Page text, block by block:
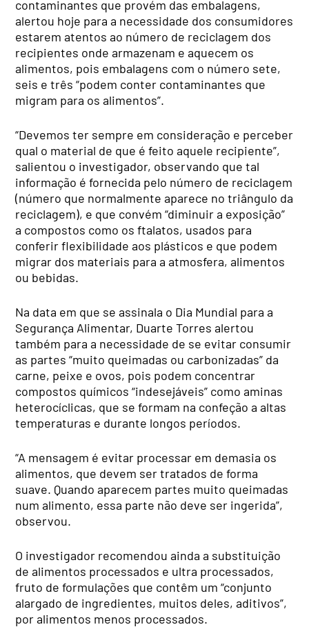
contaminantes que provém das embalagens,
alertou hoje para a necessidade dos consumidores
estarem atentos ao número de reciclagem dos
recipientes onde armazenam e aquecem os
alimentos, pois embalagens com o número sete,
seis e três “podem conter contaminantes que
migram para os alimentos”.
“Devemos ter sempre em consideração e perceber
qual o material de que é feito aquele recipiente”,
salientou o investigador, observando que tal
informação é fornecida pelo número de reciclagem
(número que normalmente aparece no triângulo da
reciclagem), e que convém “diminuir a exposição”
a compostos como os ftalatos, usados para
conferir flexibilidade aos plásticos e que podem
migrar dos materiais para a atmosfera, alimentos
ou bebidas.
Na data em que se assinala o Dia Mundial para a
Segurança Alimentar, Duarte Torres alertou
também para a necessidade de se evitar consumir
as partes “muito queimadas ou carbonizadas” da
carne, peixe e ovos, pois podem concentrar
compostos químicos “indesejáveis” como aminas
heterocíclicas, que se formam na confeção a altas
temperaturas e durante longos períodos.
“A mensagem é evitar processar em demasia os
alimentos, que devem ser tratados de forma
suave. Quando aparecem partes muito queimadas
num alimento, essa parte não deve ser ingerida”,
observou.
O investigador recomendou ainda a substituição
de alimentos processados e ultra processados,
fruto de formulações que contêm um “conjunto
alargado de ingredientes, muitos deles, aditivos”,
por alimentos menos processados.